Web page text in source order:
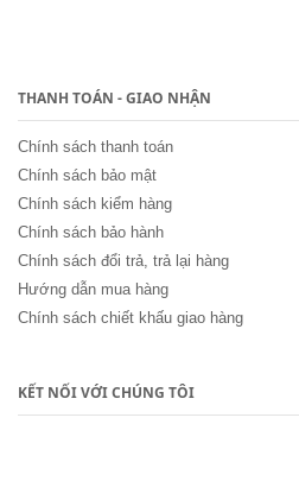
THANH TOÁN - GIAO NHẬN
Chính sách thanh toán
Chính sách bảo mật
Chính sách kiểm hàng
Chính sách bảo hành
Chính sách đổi trả, trả lại hàng
Hướng dẫn mua hàng
Chính sách chiết khấu giao hàng
KẾT NỐI VỚI CHÚNG TÔI